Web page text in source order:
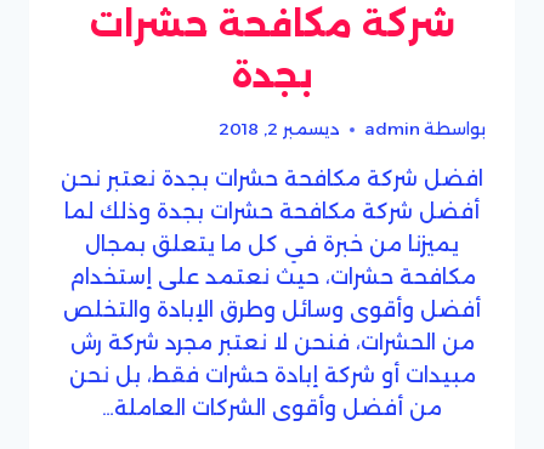
شركة مكافحة حشرات
بجدة
بواسطة admin ديسمبر 2, 2018
افضل شركة مكافحة حشرات بجدة نعتبر نحن
أفضل شركة مكافحة حشرات بجدة وذلك لما
يميزنا من خبرة في كل ما يتعلق بمجال
مكافحة حشرات، حيث نعتمد على إستخدام
أفضل وأقوى وسائل وطرق الإبادة والتخلص
من الحشرات، فنحن لا نعتبر مجرد شركة رش
مبيدات أو شركة إبادة حشرات فقط، بل نحن
من أفضل وأقوى الشركات العاملة…